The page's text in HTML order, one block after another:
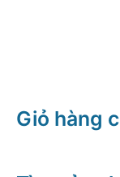
Giỏ hàng